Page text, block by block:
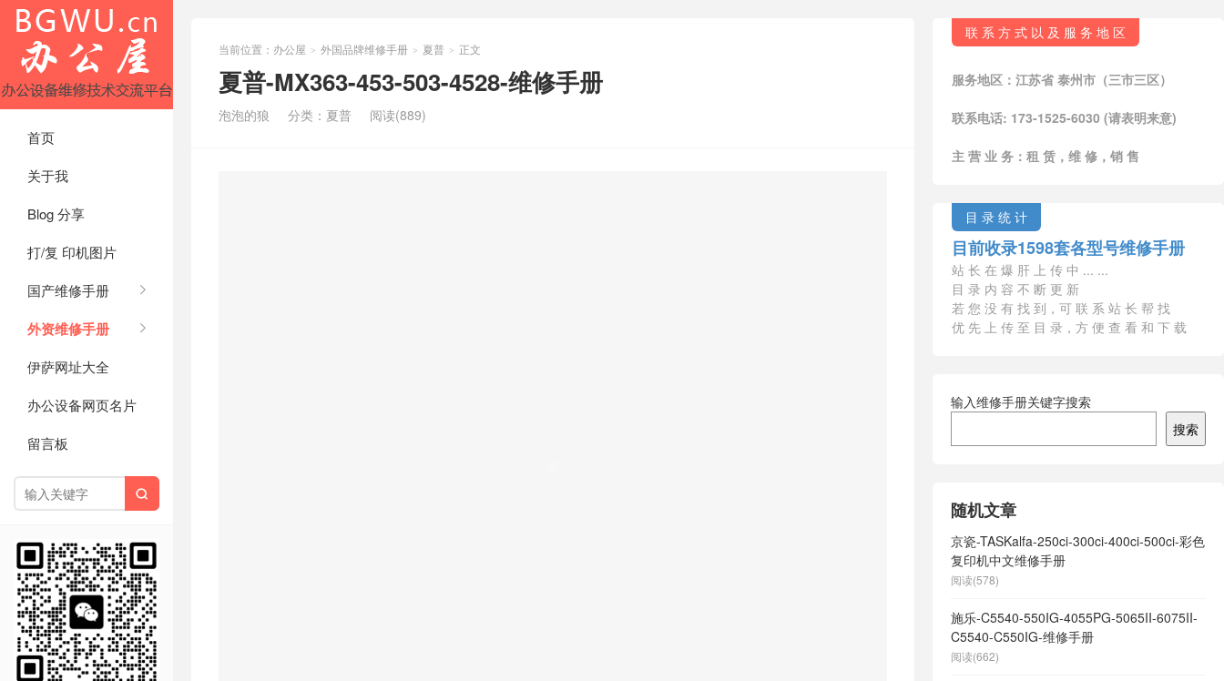
首页
关于我
Blog 分享
打/复 印机图片
国产维修手册
外资维修手册
伊萨网址大全
办公设备网页名片
留言板

当前位置： 办公屋 > 外国品牌维修手册 > 夏普 > 正文
夏普-MX363-453-503-4528-维修手册
泡泡的狼 分类： 夏普 阅读(889)
联 系 方 式 以 及 服 务 地 区
服务地区：江苏省 泰州市（三市三区）
联系电话: 173-1525-6030 (请表明来意)
主 营 业 务：租 赁，维 修，销 售
目 录 统 计
目前收录1598套各型号维修手册
站 长 在 爆 肝 上 传 中 ... ...
目 录 内 容 不 断 更 新
若 您 没 有 找 到，可 联 系 站 长 帮 找
优 先 上 传 至 目 录，方 便 查 看 和 下 载
输入维修手册关键字搜索
搜索
随机文章
京瓷-TASKalfa-250ci-300ci-400ci-500ci-彩色
复印机中文维修手册
阅读(578)
施乐-C5540-550IG-4055PG-5065II-6075II-
C5540-C550IG-维修手册
阅读(662)